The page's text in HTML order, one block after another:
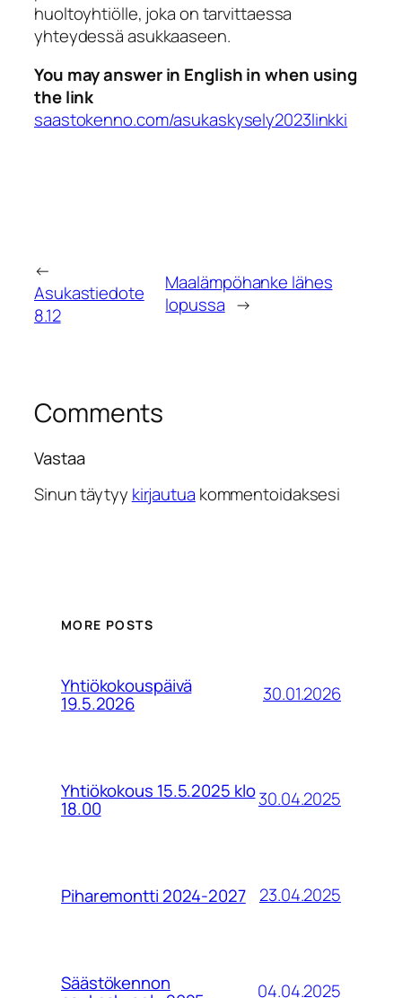
huoltoyhtiölle, joka on tarvittaessa
yhteydessä asukkaaseen.
You may answer in English in when using
the link
saastokenno.com/asukaskysely2023linkki
←
Asukastiedote
8.12
Maalämpöhanke lähes
lopussa →
Comments
Vastaa
Sinun täytyy kirjautua kommentoidaksesi
MORE POSTS
Yhtiökokouspäivä
19.5.2026 30.01.2026
Yhtiökokous 15.5.2025 klo
18.00 30.04.2025
Piharemontti 2024-2027 23.04.2025
Säästökennon 04.04.2025